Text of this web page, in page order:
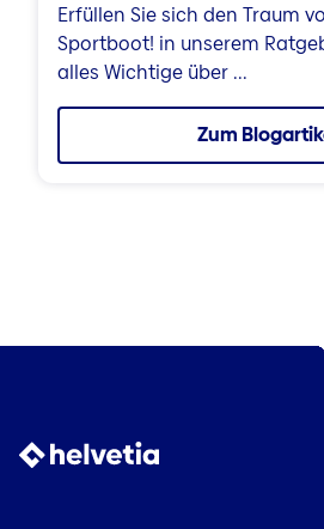
Erfüllen Sie sich den Traum
Sportboot! in unserem
alles Wichtige über ...
Zum